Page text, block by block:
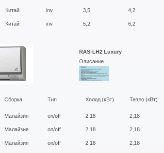
Китай inv 3,5 4,2
Китай inv 5,2 6,2
RAS-LH2 Luxury
Описание
Сборка Тип Холод (кВт) Тепло (кВт)
Малайзия on/off 2,18 2,18
Малайзия on/off 2,18 2,18
Малайзия on/off 2,18 2,18